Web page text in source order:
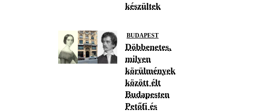
készültek
BUDAPEST
Döbbenetes,
milyen
körülmények
között élt
Budapesten
Petőfi és